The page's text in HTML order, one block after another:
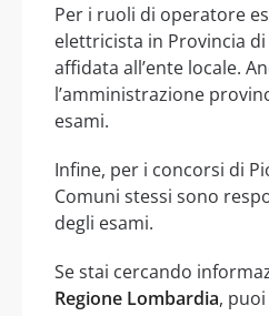
Per i ruoli di operatore
elettricista in Provincia
affidata all’ente locale.
l’amministrazione
esami.
Infine, per i concorsi di
Comuni stessi sono
degli esami.
Se stai cercando
Regione Lombardia,